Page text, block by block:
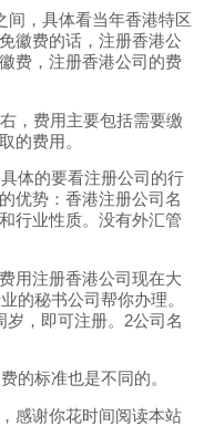
间，具体看当年香港特区
徽费的话，注册香港公
费，注册香港公司的费
，费用主要包括需要缴
的费用。
体的要看注册公司的行
优势：香港注册公司名
行业性质。没有外汇管
用注册香港公司现在大
的秘书公司帮你办理。
，即可注册。2公司名
的标准也是不同的。
感谢你花时间阅读本站